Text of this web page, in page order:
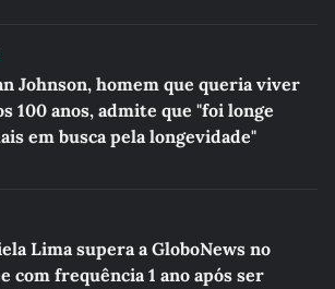
Johnson, homem que queria viver
100 anos, admite que "foi longe
em busca pela longevidade"
Lima supera a GloboNews no
com frequência 1 ano após ser